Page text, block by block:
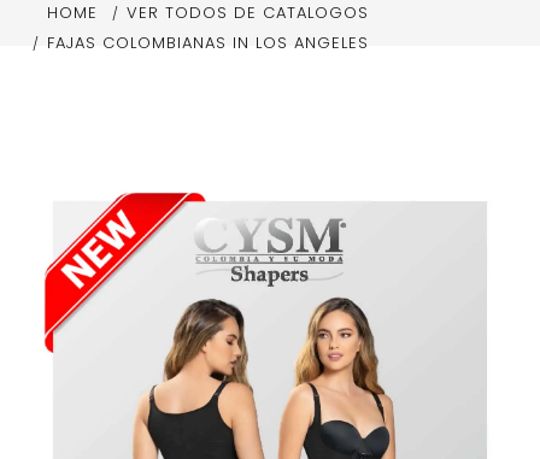
HOME
VER TODOS DE CATALOGOS
FAJAS COLOMBIANAS IN LOS ANGELES